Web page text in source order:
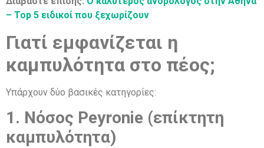
– Top 5 ειδικοί που ξεχωρίζουν
Γιατί εμφανίζεται η
καμπυλότητα στο πέος;
Υπάρχουν δύο βασικές κατηγορίες:
1. Νόσος Peyronie (επίκτητη
καμπυλότητα)